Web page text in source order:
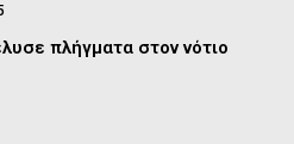
πλήγματα στον νότιο